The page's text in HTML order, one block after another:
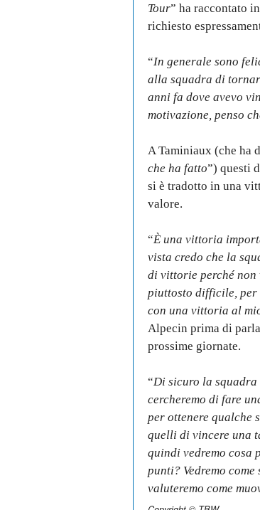
Tour” ha raccontato
richiesto
“In generale sono
alla squadra di
anni fa dove avevo
motivazione, penso
A Taminiaux (che ha
che ha fatto”) questi
si è tradotto in una
valore.
“È una vittoria
vista credo che la
di vittorie perché non
piuttosto difficile, per
con una vittoria al
Alpecin prima di
prossime giornate.
“Di sicuro la
cercheremo di fare
per ottenere qualche
quelli di vincere una
quindi vedremo cosa
punti? Vedremo
valuteremo come